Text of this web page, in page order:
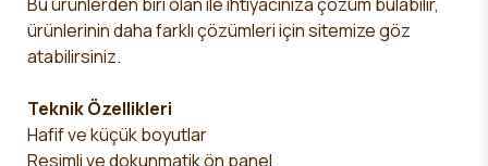
ürünlerinin daha farklı çözümleri için sitemize göz
atabilirsiniz.
Teknik Özellikleri
Hafif ve küçük boyutlar
Resimli ve dokunmatik ön panel